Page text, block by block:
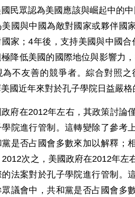
民眾認為美國應該與崛起中的
國與中國為敵對國家或夥伴國
家；4年後，支持美國與中國
降低美國的國際地位與影響力
為不友善的競爭者。綜合對照
國近年來對於孔子學院日益嚴格
府在2012年左右，其政策討論
院進行管制。這轉變除了參考
是否占國會多數來加以解釋；
次之，美國政府在2012年
法案對於孔子學院進行管制。
議會中，共和黨是否占國會多